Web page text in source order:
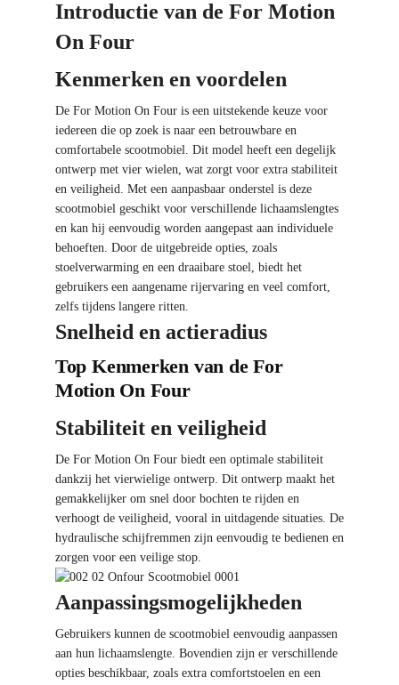
Introductie van de For Motion
On Four
Kenmerken en voordelen
De For Motion On Four is een uitstekende keuze voor
iedereen die op zoek is naar een betrouwbare en
comfortabele scootmobiel. Dit model heeft een degelijk
ontwerp met vier wielen, wat zorgt voor extra stabiliteit
en veiligheid. Met een aanpasbaar onderstel is deze
scootmobiel geschikt voor verschillende lichaamslengtes
en kan hij eenvoudig worden aangepast aan individuele
behoeften. Door de uitgebreide opties, zoals
stoelverwarming en een draaibare stoel, biedt het
gebruikers een aangename rijervaring en veel comfort,
zelfs tijdens langere ritten.
Snelheid en actieradius
Top Kenmerken van de For
Motion On Four
Stabiliteit en veiligheid
De For Motion On Four biedt een optimale stabiliteit
dankzij het vierwielige ontwerp. Dit ontwerp maakt het
gemakkelijker om snel door bochten te rijden en
verhoogt de veiligheid, vooral in uitdagende situaties. De
hydraulische schijfremmen zijn eenvoudig te bedienen en
zorgen voor een veilige stop.
Aanpassingsmogelijkheden
Gebruikers kunnen de scootmobiel eenvoudig aanpassen
aan hun lichaamslengte. Bovendien zijn er verschillende
opties beschikbaar, zoals extra comfortstoelen en een